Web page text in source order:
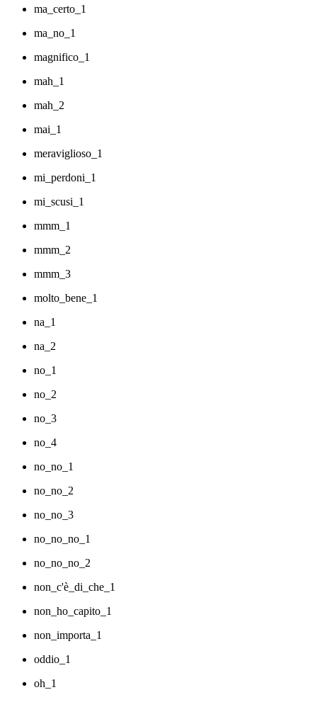
ma_certo_1
ma_no_1
magnifico_1
mah_1
mah_2
mai_1
meraviglioso_1
mi_perdoni_1
mi_scusi_1
mmm_1
mmm_2
mmm_3
molto_bene_1
na_1
na_2
no_1
no_2
no_3
no_4
no_no_1
no_no_2
no_no_3
no_no_no_1
no_no_no_2
non_c'è_di_che_1
non_ho_capito_1
non_importa_1
oddio_1
oh_1